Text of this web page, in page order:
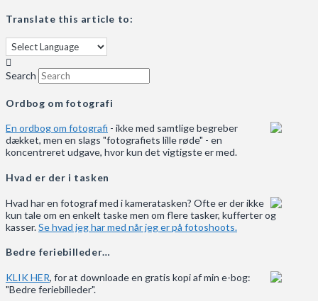
Translate this article to:
Search
Ordbog om fotografi
En ordbog om fotografi - ikke med samtlige begreber
dækket, men en slags "fotografiets lille røde" - en
koncentreret udgave, hvor kun det vigtigste er med.
Hvad er der i tasken
Hvad har en fotograf med i kameratasken? Ofte er der ikke
kun tale om en enkelt taske men om flere tasker, kufferter og
kasser.Se hvad jeg har med når jeg er på fotoshoots.
Bedre feriebilleder…
KLIK HER, for at downloade en gratis kopi af min e-bog:
"Bedre feriebilleder".